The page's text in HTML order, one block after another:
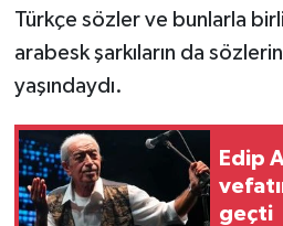
Türkçe sözler ve bunlarla
arabesk şarkıların da
yaşındaydı.
Edip
geçti
SAĞLIK
SPOR
TARIM
TEKNOLOJİ